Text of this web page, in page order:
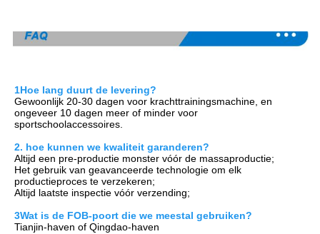
1Hoe lang duurt de levering?
Gewoonlijk 20-30 dagen voor krachttrainingsmachine, en
ongeveer 10 dagen meer of minder voor
sportschoolaccessoires.
2. hoe kunnen we kwaliteit garanderen?
Altijd een pre-productie monster vóór de massaproductie;
Het gebruik van geavanceerde technologie om elk
productieproces te verzekeren;
Altijd laatste inspectie vóór verzending;
3Wat is de FOB-poort die we meestal gebruiken?
Tianjin-haven of Qingdao-haven